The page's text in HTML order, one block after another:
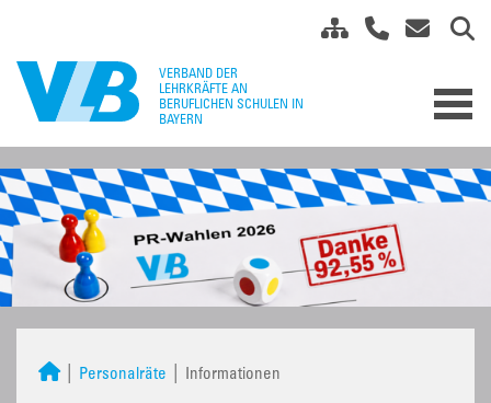
Personalräte Informationen